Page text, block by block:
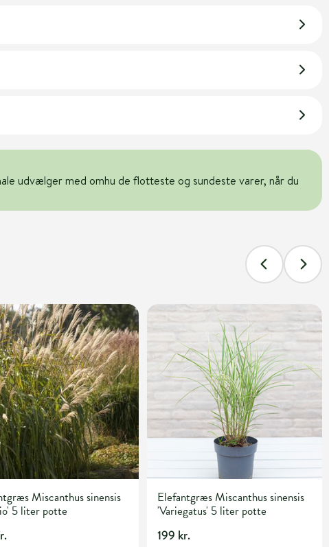
udvælger med omhu de flotteste og sundeste varer, når du
Miscanthus sinensis
5 liter potte
Elefantgræs Miscanthus sinensis
'Variegatus' 5 liter potte
199 kr.